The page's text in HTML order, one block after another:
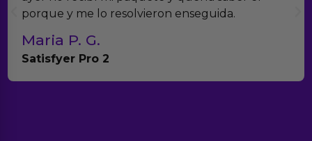
porque y me lo resolvieron enseguida.
Maria P. G.
Satisfyer Pro 2